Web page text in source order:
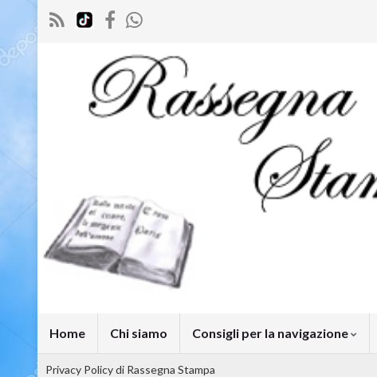
Home Chi siamo Consigli per la navigazione
Privacy Policy di Rassegna Stampa